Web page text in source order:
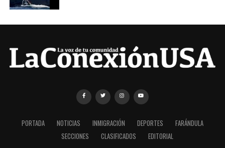
PORTADA NOTICIAS INMIGRACIÓN DEPORTES
FARÁNDULA
SECCIONES
CLASIFICADOS EDITORIAL